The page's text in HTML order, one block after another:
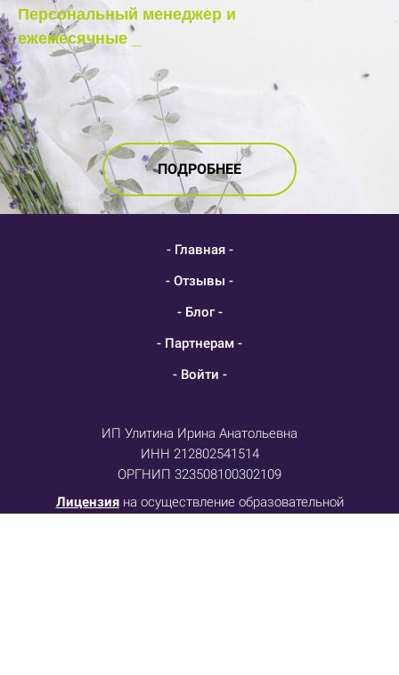
ПОДРОБНЕЕ
- Главная -
- Отзывы -
- Блог -
- Партнерам -
- Войти -
ИП Улитина Ирина Анатольевна
ИНН 212802541514
ОРГНИП 323508100302109
Лицензия на осуществление образовательной